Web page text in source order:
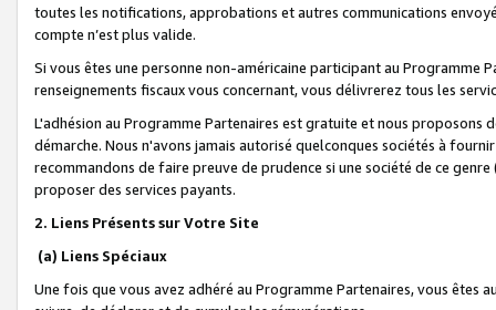
toutes les notifications, approbations et autres communications
compte n’est plus valide.
Si vous êtes une personne non-américaine participant au
renseignements fiscaux vous concernant, vous délivrerez tous les
L'adhésion au Programme Partenaires est gratuite et nous proposons
démarche. Nous n'avons jamais autorisé quelconques sociétés à
recommandons de faire preuve de prudence si une société de ce
proposer des services payants.
2. Liens Présents sur Votre Site
(a) Liens Spéciaux
Une fois que vous avez adhéré au Programme Partenaires, vous êtes